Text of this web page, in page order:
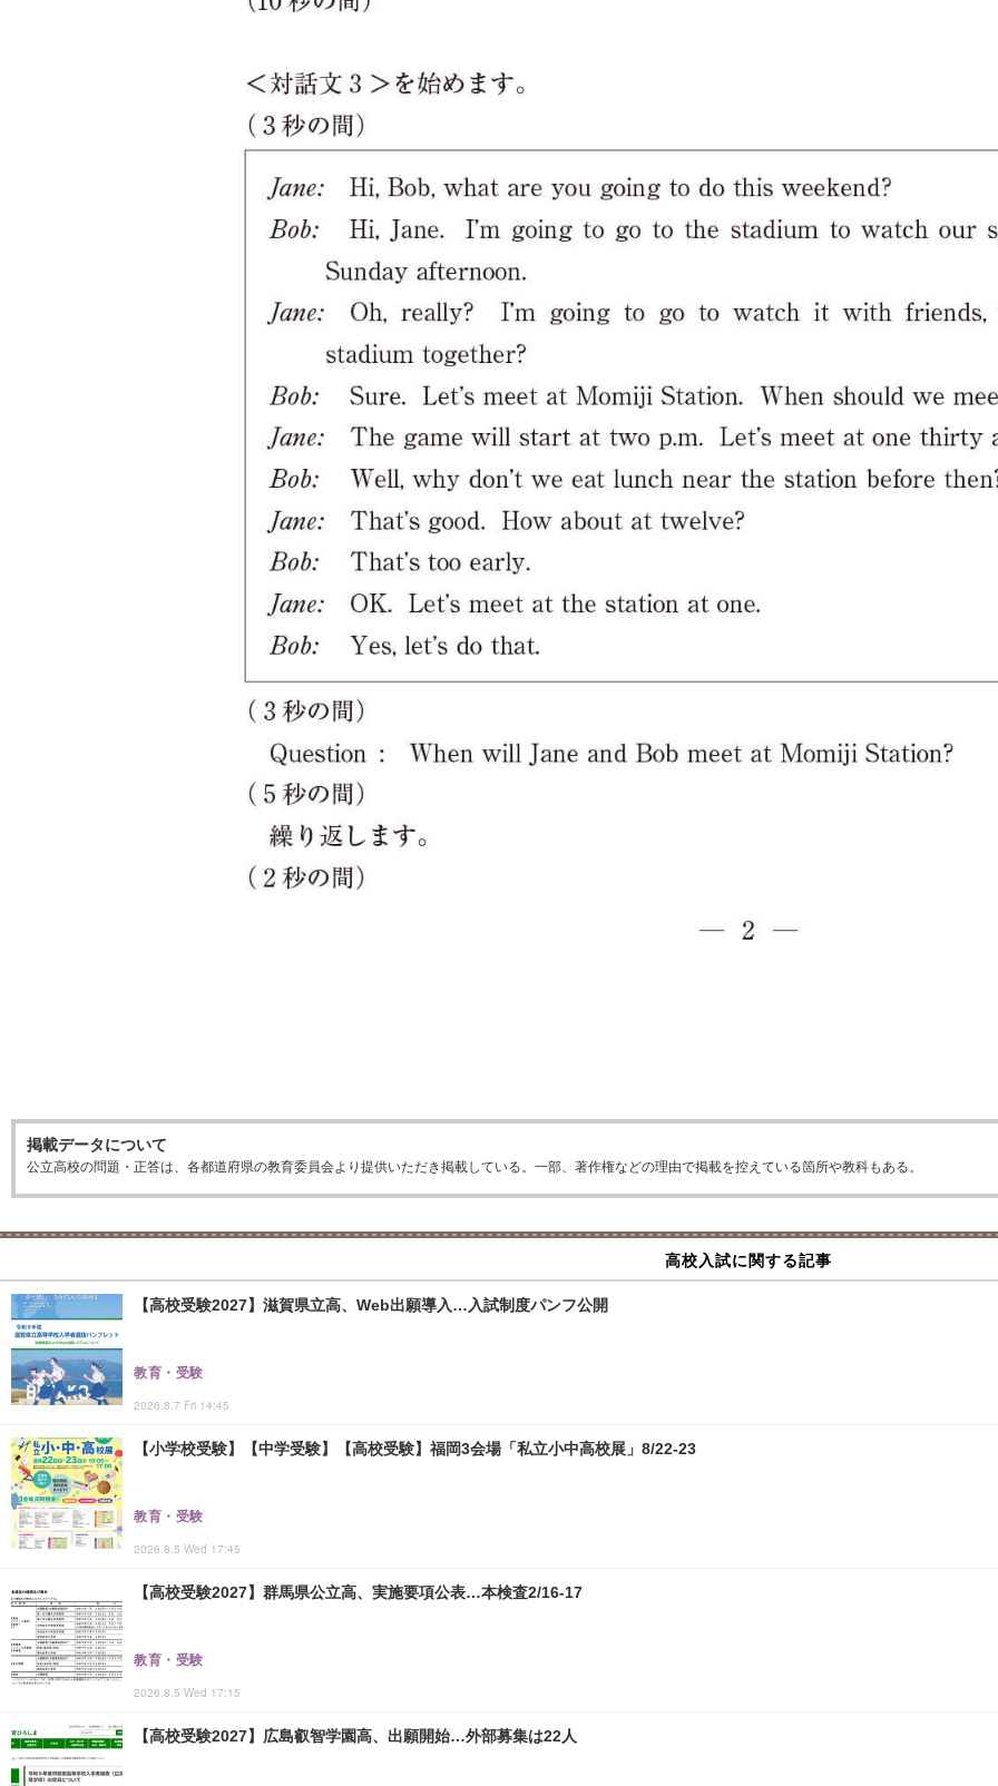
掲載データについて
公立高校の問題・正答は、各都道府県の教育委員会より提供いただき掲載している。一部、著作権などの理由で掲載を控えている箇所や教科もある。
高校入試に関する記事
【高校受験2027】滋賀県立高、Web出願導入…入試制度パンフ公開
教育・受験
2026.8.7 Fri 14:45
【小学校受験】【中学受験】【高校受験】福岡3会場「私立小中高校展」8/22-23
教育・受験
2026.8.5 Wed 17:45
【高校受験2027】群馬県公立高、実施要項公表…本検査2/16-17
教育・受験
2026.8.5 Wed 17:15
【高校受験2027】広島叡智学園高、出願開始…外部募集は22人